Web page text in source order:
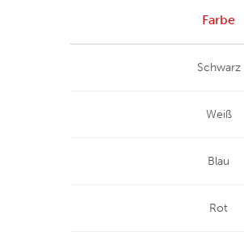
Farbe
Schwarz
Weiß
Blau
Rot